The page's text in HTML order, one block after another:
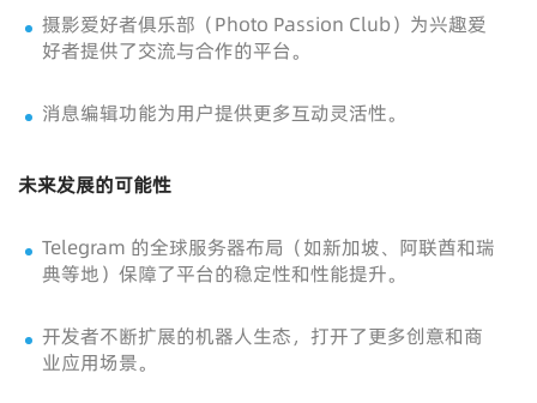
摄影爱好者俱乐部（Photo Passion Club）为兴趣爱
好者提供了交流与合作的平台。
消息编辑功能为用户提供更多互动灵活性。
未来发展的可能性
Telegram 的全球服务器布局（如新加坡、阿联酋和瑞
典等地）保障了平台的稳定性和性能提升。
开发者不断扩展的机器人生态，打开了更多创意和商
业应用场景。